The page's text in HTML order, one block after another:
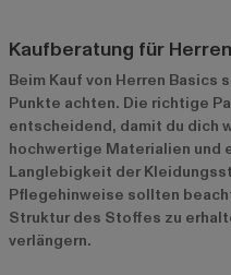
Kaufberatung für
Beim Kauf von Herren
Punkte achten. Die richtige
entscheidend, damit du dich
hochwertige Materialien und
Langlebigkeit der
Pflegehinweise sollten
Struktur des Stoffes zu
verlängern.